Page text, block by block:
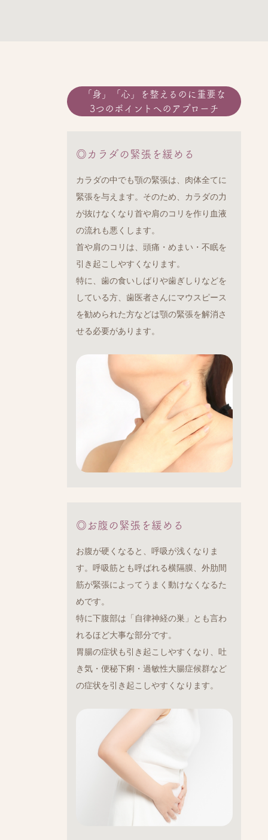
「身」「心」を整えるのに重要な
3つのポイントへのアプローチ
◎カラダの緊張を緩める
カラダの中でも顎の緊張は、肉体全てに
緊張を与えます。そのため、カラダの力
が抜けなくなり首や肩のコリを作り血液
の流れも悪くします。
首や肩のコリは、頭痛・めまい・不眠を
引き起こしやすくなります。
特に、歯の食いしばりや歯ぎしりなどを
している方、歯医者さんにマウスピース
を勧められた方などは顎の緊張を解消さ
せる必要があります。
◎お腹の緊張を緩める
お腹が硬くなると、呼吸が浅くなりま
す。呼吸筋とも呼ばれる横隔膜、外肋間
筋が緊張によってうまく動けなくなるた
めです。
特に下腹部は「自律神経の巣」とも言わ
れるほど大事な部分です。
胃腸の症状も引き起こしやすくなり、吐
き気・便秘下痢・過敏性大腸症候群など
の症状を引き起こしやすくなります。